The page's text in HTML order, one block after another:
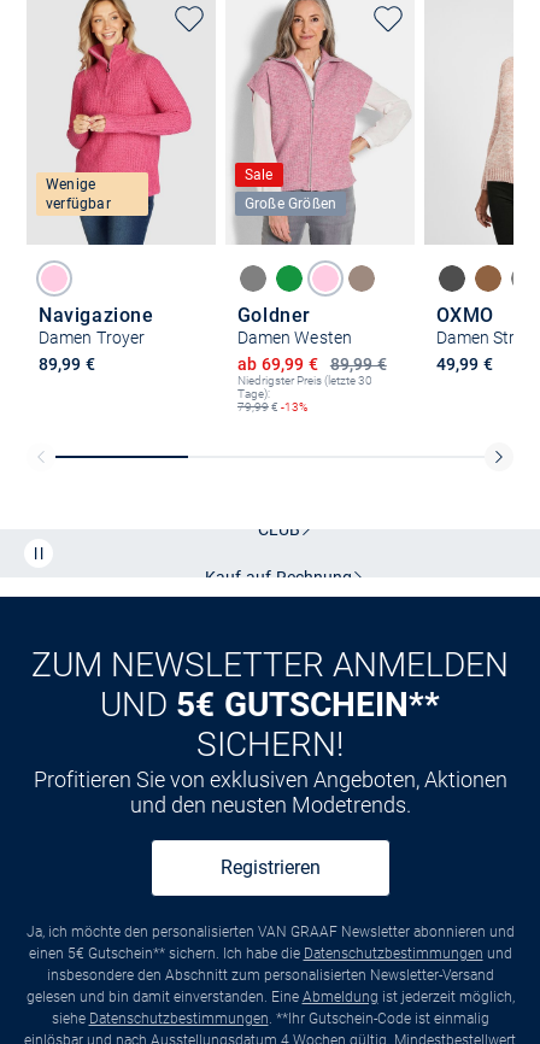
Wenige
verfügbar
Navigazione
Damen Troyer
89,99 €
Sale
Große Größen
Goldner
Damen Westen
89,99 €
Ermäßigter Preis
ab 69,99 €
Niedrigster Preis (letzte 30
Tage):
79,99€ -13%
OXMO
49,99 €
CLUB
Kauf auf Rechnung
ZUM NEWSLETTER ANMELDEN
UND 5€ GUTSCHEIN**
SICHERN!
Profitieren Sie von exklusiven Angeboten, Aktionen
und den neusten Modetrends.
Registrieren
Ja, ich möchte den personalisierten VAN GRAAF Newsletter abonnieren und
einen 5€ Gutschein** sichern. Ich habe die Datenschutzbestimmungen und
insbesondere den Abschnitt zum personalisierten Newsletter-Versand
gelesen und bin damit einverstanden. Eine Abmeldung ist jederzeit möglich,
siehe Datenschutzbestimmungen. **Ihr Gutschein-Code ist einmalig
einlösbar und nach Ausstellungsdatum 4 Wochen gültig. Mindestbestellwert